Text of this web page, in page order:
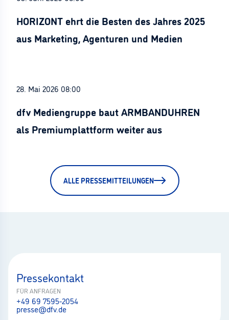
HORIZONT ehrt die Besten des Jahres 2025
aus Marketing, Agenturen und Medien
28. Mai 2026 08:00
dfv Mediengruppe baut ARMBANDUHREN
als Premiumplattform weiter aus
ALLE PRESSEMITTEILUNGEN
Pressekontakt
FÜR ANFRAGEN
+49 69 7595-2054
presse@dfv.de